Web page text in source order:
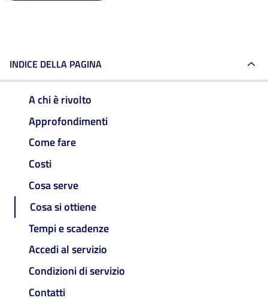
INDICE DELLA PAGINA
A chi è rivolto
Approfondimenti
Come fare
Costi
Cosa serve
Cosa si ottiene
Tempi e scadenze
Accedi al servizio
Condizioni di servizio
Contatti